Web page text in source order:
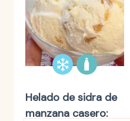
Helado de sidra de
manzana casero: